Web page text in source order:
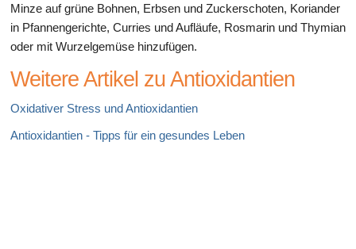
Minze auf grüne Bohnen, Erbsen und Zuckerschoten, Koriander
in Pfannengerichte, Curries und Aufläufe, Rosmarin und Thymian
oder mit Wurzelgemüse hinzufügen.
Weitere Artikel zu Antioxidantien
Oxidativer Stress und Antioxidantien
Antioxidantien - Tipps für ein gesundes Leben